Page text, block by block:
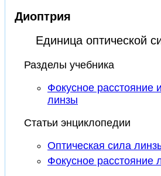
Диоптрия
Единица оптической
Разделы учебника
Фокусное расстояние
линзы
Статьи энциклопедии
Оптическая сила
Фокусное расстояние